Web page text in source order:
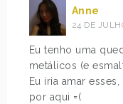
Anne
24 DE
Eu tenho uma
metálicos (e
Eu iria amar
por aqui =(